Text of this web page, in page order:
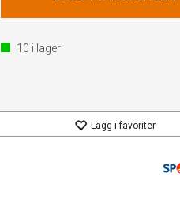
10 i lager
Lägg i favoriter